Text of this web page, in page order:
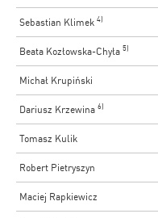
Sebastian Klimek 4)
Beata Kozłowska-Chyła 5)
Michał Krupiński
Dariusz Krzewina 6)
Tomasz Kulik
Robert Pietryszyn
Maciej Rapkiewicz